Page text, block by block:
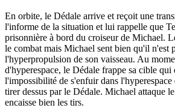
En orbite, le Dédale arrive et reçoit une
l'informe de la situation et lui rappelle que
prisonnière à bord du croiseur de Michael.
le combat mais Michael sent bien qu'il n'est
l'hyperpropulsion de son vaisseau. Au
d'hyperespace, le Dédale frappe sa cible qui
l'impossibilité de s'enfuir dans l'hyperespace
tirer dessus par le Dédale. Michael attaque
encaisse bien les tirs.